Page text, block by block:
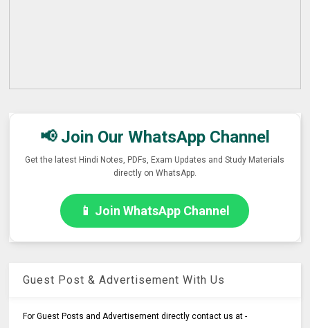
📢 Join Our WhatsApp Channel
Get the latest Hindi Notes, PDFs, Exam Updates and Study Materials
directly on WhatsApp.
📱 Join WhatsApp Channel
Guest Post & Advertisement With Us
For Guest Posts and Advertisement directly contact us at -